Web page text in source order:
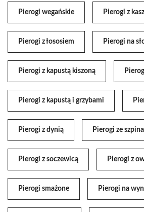
Pierogi wegańskie Pierogi z
Pierogi z łososiem Pierogi na
Pierogi z kapustą kiszoną
Pierogi z kapustą i grzybami
Pierogi z dynią Pierogi ze
Pierogi z soczewicą Pierogi z
Pierogi smażone Pierogi na